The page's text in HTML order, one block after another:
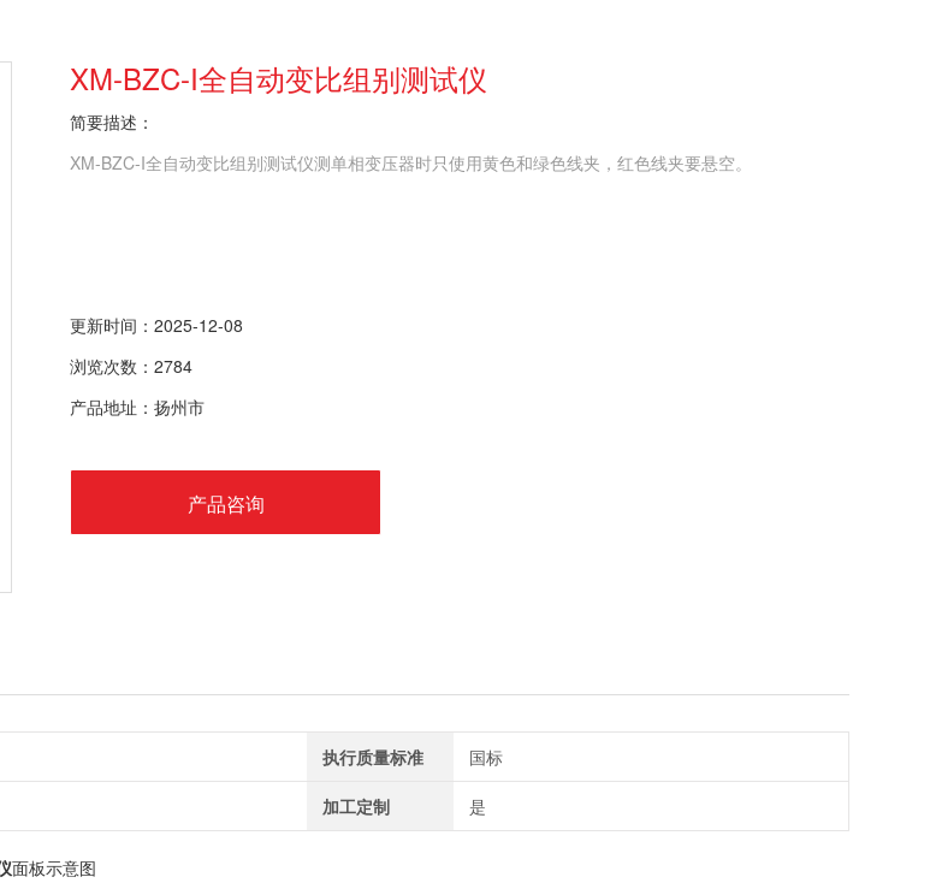
XM-BZC-I全自动变比组别测试仪
简要描述：
XM-BZC-I全自动变比组别测试仪测单相变压器时只使用黄色和绿色线夹，红色线夹要悬空。
更新时间：2025-12-08
浏览次数：2784
产品地址：扬州市
产品咨询
执行质量标准 国标
加工定制 是
面板示意图